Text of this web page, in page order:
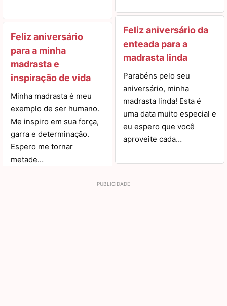
Feliz aniversário
para a minha
madrasta e
inspiração de vida
Minha madrasta é meu
exemplo de ser humano.
Me inspiro em sua força,
garra e determinação.
Espero me tornar
metade…
Feliz aniversário da
enteada para a
madrasta linda
Parabéns pelo seu
aniversário, minha
madrasta linda! Esta é
uma data muito especial e
eu espero que você
aproveite cada…